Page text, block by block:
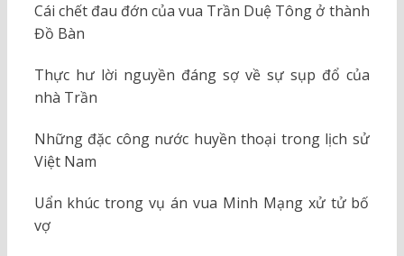
Cái chết đau đớn của vua Trần Duệ Tông ở thành
Đồ Bàn
Thực hư lời nguyền đáng sợ về sự sụp đổ của
nhà Trần
Những đặc công nước huyền thoại trong lịch sử
Việt Nam
Uẩn khúc trong vụ án vua Minh Mạng xử tử bố
vợ